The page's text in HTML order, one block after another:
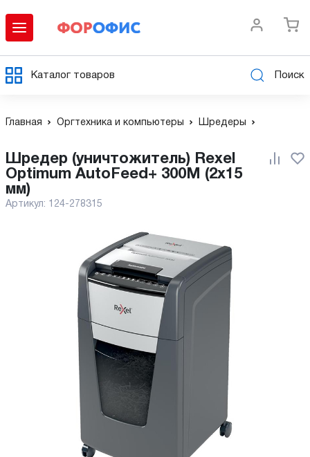
Каталог товаров Поиск
Главная Оргтехника и компьютеры Шредеры
Шредер (уничтожитель) Rexel
Optimum AutoFeed+ 300M (2x15
мм)
Артикул: 124-278315